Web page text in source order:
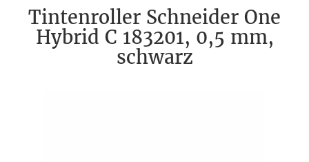
Tintenroller Schneider One
Hybrid C 183201, 0,5 mm,
schwarz